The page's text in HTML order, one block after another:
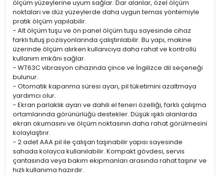
ölçüm yüzeylerine uyum sağlar. Dar alanlar, özel ölçüm
noktaları ve düz yüzeylerde daha uygun temas yöntemiyle
pratik ölçüm yapılabilir.
- Alt ölçüm tuşu ve ön panel ölçüm tuşu sayesinde cihaz
farklı tutuş pozisyonlarında çalıştırılabilir. Bu yapı, makine
üzerinde ölçüm alırken kullanıcıya daha rahat ve kontrollü
kullanım imkânı sağlar.
- WT63C vibrasyon cihazında çince ve İngilizce dil seçeneği
bulunur.
- Otomatik kapanma süresi ayarı, pil tüketimini azaltmaya
yardımcı olur.
- Ekran parlaklık ayarı ve dahili el feneri özelliği, farklı çalışma
ortamlarında görünürlüğü destekler. Düşük ışıklı alanlarda
ekran okumasını ve ölçüm noktasının daha rahat görülmesini
kolaylaştırır.
- 2 adet AAA pil ile çalışan taşınabilir yapısı sayesinde
sahada kolayca kullanılabilir. Kompakt gövdesi, servis
çantasında veya bakım ekipmanları arasında rahat taşınır ve
hızlı kullanıma hazırdır.